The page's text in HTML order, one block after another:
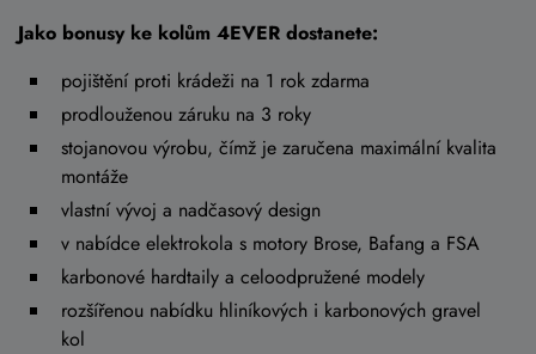
Jako bonusy ke kolům 4EVER dostanete:
pojištění proti krádeži na 1 rok zdarma
prodlouženou záruku na 3 roky
stojanovou výrobu, čímž je zaručena maximální kvalita
montáže
vlastní vývoj a nadčasový design
v nabídce elektrokola s motory Brose, Bafang a FSA
karbonové hardtaily a celoodpružené modely
rozšířenou nabídku hliníkových i karbonových gravel
kol